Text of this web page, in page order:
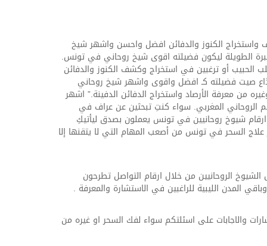
الكنوز والدفائن افضل واحسن واشهر شيخ
الطويلة ليكون فضيلته اقوى شيخ روحاني في تونس.
الحبيب أو ترغبين في استخراج وكشف الكنوز والدفائن
ذاع صيت فضيلته كـ افضل واقوى واشهر شيخ روحاني
من معرفة الأرصاد واستخراج الدفائن الدفينة.” اشهر
الروحاني المغربي. سواء كنتِ تبحثين عن عراف في
شيوخ روحانيين في تونس يعملون بصدق ليأتيكِ
السحر في تونس من أصعب المهام التي لا يتقنها إلا
الروحانيين من خلال ارقام التواصل تطرحون
المدن الليبية للراغبين في الاستشارة والمعرفة .
والاجابات على اسئلتكم سواء لفك السحر او غيره من